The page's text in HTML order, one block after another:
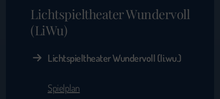
Lichtspieltheater Wundervoll
(LiWu)
Lichtspieltheater Wundervoll (li.wu.)
Spielplan